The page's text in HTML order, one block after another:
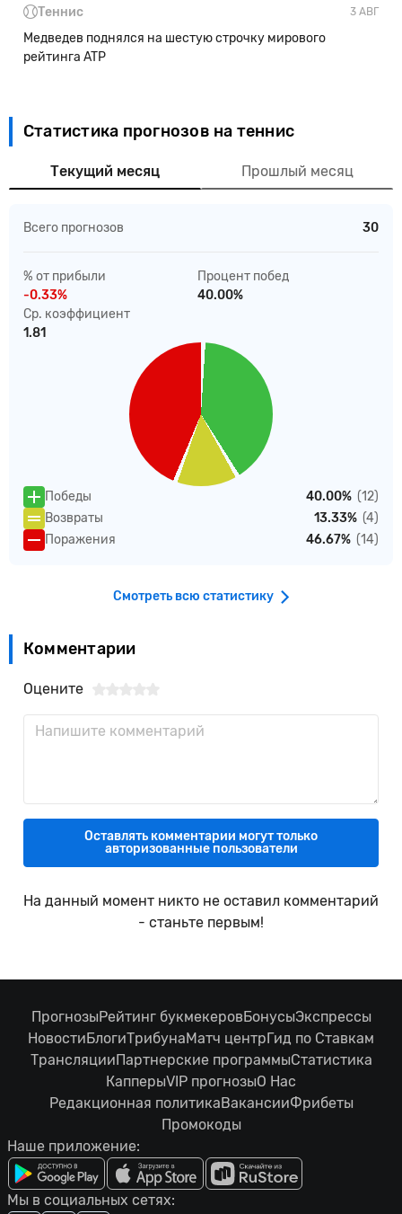
3 АВГ
Теннис
Медведев поднялся на шестую строчку мирового
рейтинга ATP
Статистика прогнозов на теннис
Текущий месяц Прошлый месяц
Всего прогнозов 30
% от прибыли
-0.33%
Процент побед
40.00%
Ср. коэффициент
1.81
Победы 40.00% (12)
Возвраты
13.33% (4)
Поражения
46.67% (14)
Смотреть всю статистику
Комментарии
Оцените
Оставлять комментарии могут только
авторизованные пользователи
На данный момент никто не оставил комментарий
- станьте первым!
ПрогнозыРейтинг букмекеровБонусыЭкспрессы
НовостиБлогиТрибунаМатч центрГид по Ставкам
ТрансляцииПартнерские программыСтатистика
КапперыVIP прогнозыО Нас
Редакционная политикаВакансииФрибеты
Промокоды
Наше приложение:
Мы в социальных сетях: